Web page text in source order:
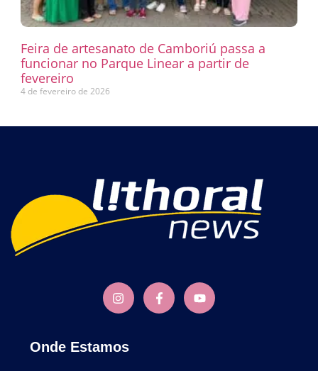
Feira de artesanato de Camboriú passa a
funcionar no Parque Linear a partir de
fevereiro
4 de fevereiro de 2026
Onde Estamos